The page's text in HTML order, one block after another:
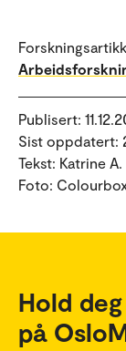
Publisert:
Sist oppdatert:
Tekst: Katrine
Foto:
Hold
på